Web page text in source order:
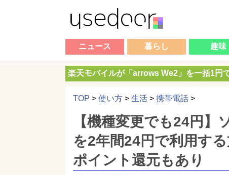
ニュース 暮らし 趣味
楽天モバイルが「arrows We2」を一括1円
TOP > 使い方 > 生活 > 携帯電話 >
【機種変更でも24円
を2年間24円で利用す
ポイント還元もあり